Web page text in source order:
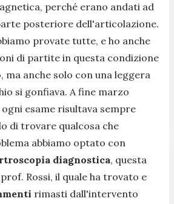
perché erano andati ad
posteriore dell'articolazione.
provate tutte, e ho anche
di partite in questa condizione
ma anche solo con una leggera
si gonfiava. A fine marzo
esame risultava sempre
di trovare qualcosa che
abbiamo optato con
diagnostica, questa
Rossi, il quale ha trovato e
rimasti dall'intervento